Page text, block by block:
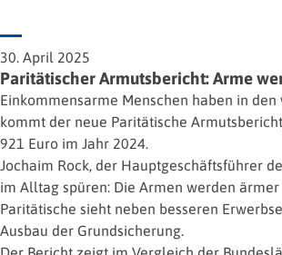
30. April 2025
Paritätischer Armutsbericht: Arme
Einkommensarme Menschen haben in
kommt der neue Paritätische
921 Euro im Jahr 2024.
Jochaim Rock, der Hauptgeschäftsführer
im Alltag spüren: Die Armen werden
Paritätische sieht neben besseren
Ausbau der Grundsicherung.